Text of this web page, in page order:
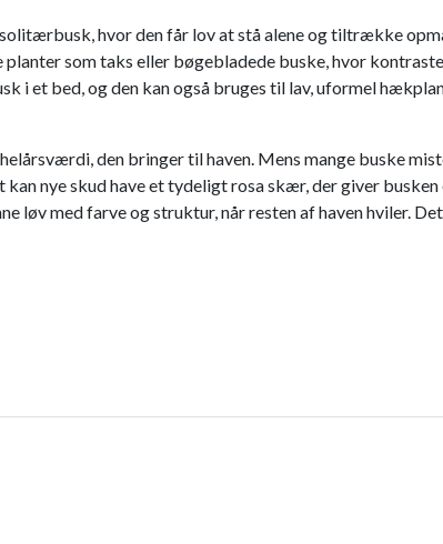
hvor den får lov at stå alene og tiltrække
som taks eller bøgebladede buske, hvor
i et bed, og den kan også bruges til lav, uformel
den bringer til haven. Mens mange buske
nye skud have et tydeligt rosa skær, der giver
løv med farve og struktur, når resten af haven hviler.